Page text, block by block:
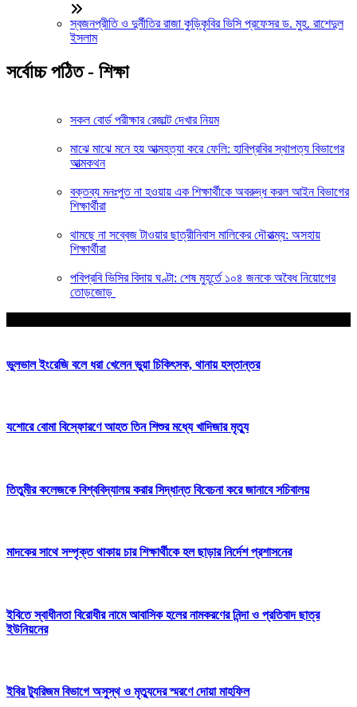
স্বজনপ্রীতি ও দুর্নীতির রাজা কুড়িকৃবির ভিসি প্রফেসর ড. মুহ. রাশেদুল
ইসলাম
সর্বোচ্চ পঠিত - শিক্ষা
সকল বোর্ড পরীক্ষার রেজাল্ট দেখার নিয়ম
মাঝে মাঝে মনে হয় আত্মহত্যা করে ফেলি: হাবিপ্রবির স্থাপত্য বিভাগের
আত্মকথন
বক্তব্য মনঃপুত না হওয়ায় এক শিক্ষার্থীকে অবরুদ্ধ করল আইন বিভাগের
শিক্ষার্থীরা
থামছে না সব্বেজ টাওয়ার ছাত্রীনিবাস মালিকের দৌরাত্ম্য: অসহায়
শিক্ষার্থীরা
পবিপ্রবি ভিসির বিদায় ঘণ্টা: শেষ মুহূর্তে ১০৪ জনকে অবৈধ নিয়োগের
তোড়জোড়
ভুলভাল ইংরেজি বলে ধরা খেলেন ভুয়া চিকিৎসক, থানায় হস্তান্তর
যশোরে বোমা বিস্ফোরণে আহত তিন শিশুর মধ্যে খাদিজার মৃত্যু
তিতুমীর কলেজকে বিশ্ববিদ্যালয় করার সিদ্ধান্ত বিবেচনা করে জানাবে সচিবালয়
মাদকের সাথে সম্পৃক্ত থাকায় চার শিক্ষার্থীকে হল ছাড়ার নির্দেশ প্রশাসনের
ইবিতে স্বাধীনতা বিরোধীর নামে আবাসিক হলের নামকরণের নিন্দা ও প্রতিবাদ ছাত্র
ইউনিয়নের
ইবির ট্যুরিজম বিভাগে অসুস্থ ও মৃত্যুদের স্মরণে দোয়া মাহফিল